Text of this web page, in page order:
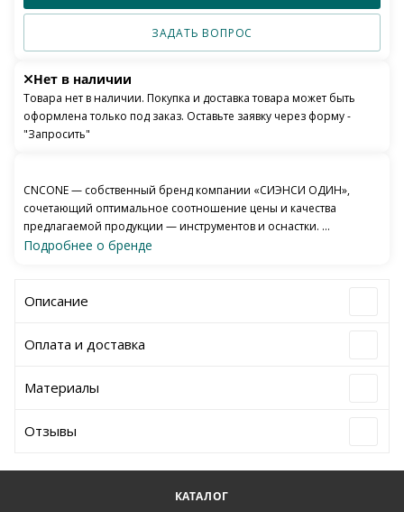
ЗАДАТЬ ВОПРОС
Нет в наличии
Товара нет в наличии. Покупка и доставка товара может быть
оформлена только под заказ. Оставьте заявку через форму -
"Запросить"
CNCONE — собственный бренд компании «СИЭНСИ ОДИН»,
сочетающий оптимальное соотношение цены и качества
предлагаемой продукции — инструментов и оснастки. ...
Подробнее о бренде
Описание
Оплата и доставка
Материалы
Отзывы
КАТАЛОГ